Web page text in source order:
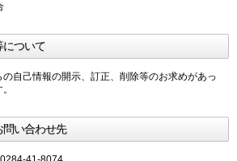
について
自己情報の開示、訂正、削除等のお求めがあっ
い合わせ先